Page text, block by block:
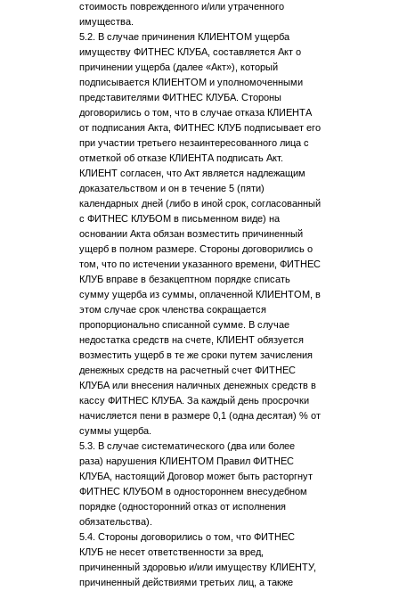
стоимость поврежденного и/или утраченного
имущества.
5.2. В случае причинения КЛИЕНТОМ ущерба
имуществу ФИТНЕС КЛУБА, составляется Акт о
причинении ущерба (далее «Акт»), который
подписывается КЛИЕНТОМ и уполномоченными
представителями ФИТНЕС КЛУБА. Стороны
договорились о том, что в случае отказа КЛИЕНТА
от подписания Акта, ФИТНЕС КЛУБ подписывает его
при участии третьего незаинтересованного лица с
отметкой об отказе КЛИЕНТА подписать Акт.
КЛИЕНТ согласен, что Акт является надлежащим
доказательством и он в течение 5 (пяти)
календарных дней (либо в иной срок, согласованный
с ФИТНЕС КЛУБОМ в письменном виде) на
основании Акта обязан возместить причиненный
ущерб в полном размере. Стороны договорились о
том, что по истечении указанного времени, ФИТНЕС
КЛУБ вправе в безакцептном порядке списать
сумму ущерба из суммы, оплаченной КЛИЕНТОМ, в
этом случае срок членства сокращается
пропорционально списанной сумме. В случае
недостатка средств на счете, КЛИЕНТ обязуется
возместить ущерб в те же сроки путем зачисления
денежных средств на расчетный счет ФИТНЕС
КЛУБА или внесения наличных денежных средств в
кассу ФИТНЕС КЛУБА. За каждый день просрочки
начисляется пени в размере 0,1 (одна десятая) % от
суммы ущерба.
5.3. В случае систематического (два или более
раза) нарушения КЛИЕНТОМ Правил ФИТНЕС
КЛУБА, настоящий Договор может быть расторгнут
ФИТНЕС КЛУБОМ в одностороннем внесудебном
порядке (односторонний отказ от исполнения
обязательства).
5.4. Стороны договорились о том, что ФИТНЕС
КЛУБ не несет ответственности за вред,
причиненный здоровью и/или имуществу КЛИЕНТУ,
причиненный действиями третьих лиц, а также